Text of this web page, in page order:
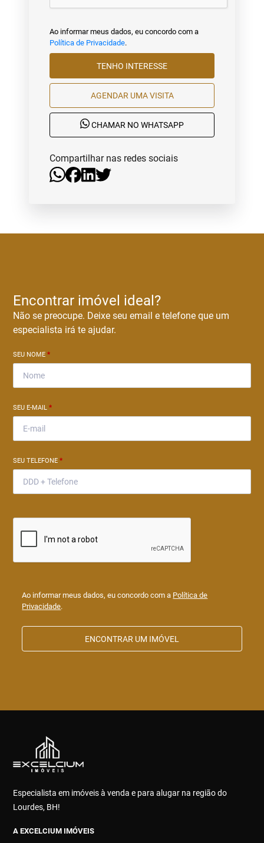
Ao informar meus dados, eu concordo com a
Política de Privacidade.
TENHO INTERESSE
AGENDAR UMA VISITA
CHAMAR NO WHATSAPP
Compartilhar nas redes sociais
Encontrar imóvel ideal?
Não se preocupe. Deixe seu email e telefone que um
especialista irá te ajudar.
SEU NOME*
SEU E-MAIL*
SEU TELEFONE*
Ao informar meus dados, eu concordo com a Política de
Privacidade.
ENCONTRAR UM IMÓVEL
Especialista em imóveis à venda e para alugar na região do
Lourdes, BH!
A EXCELCIUM IMÓVEIS